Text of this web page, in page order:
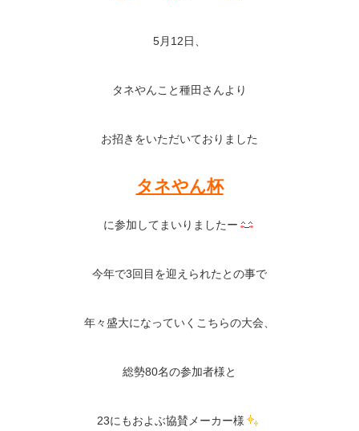
5月12日、
タネやんこと種田さんより
お招きをいただいておりました
タネやん杯
に参加してまいりましたー
今年で3回目を迎えられたとの事で
年々盛大になっていくこちらの大会、
総勢80名の参加者様と
23にもおよぶ協賛メーカー様